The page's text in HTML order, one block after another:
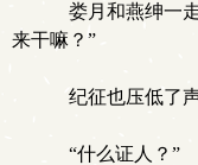
娄月和燕绅一
来干嘛？”
纪征也压低了
“什么证人？”